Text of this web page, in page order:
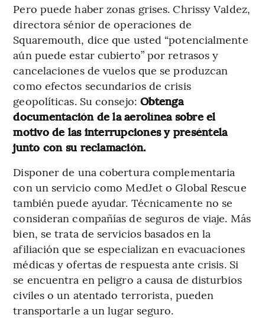
Pero puede haber zonas grises. Chrissy Valdez,
directora sénior de operaciones de
Squaremouth, dice que usted “potencialmente
aún puede estar cubierto” por retrasos y
cancelaciones de vuelos que se produzcan
como efectos secundarios de crisis
geopolíticas. Su consejo: Obtenga
documentación de la aerolínea sobre el
motivo de las interrupciones y preséntela
junto con su reclamación.
Disponer de una cobertura complementaria
con un servicio como MedJet o Global Rescue
también puede ayudar. Técnicamente no se
consideran compañías de seguros de viaje. Más
bien, se trata de servicios basados en la
afiliación que se especializan en evacuaciones
médicas y ofertas de respuesta ante crisis. Si
se encuentra en peligro a causa de disturbios
civiles o un atentado terrorista, pueden
transportarle a un lugar seguro.